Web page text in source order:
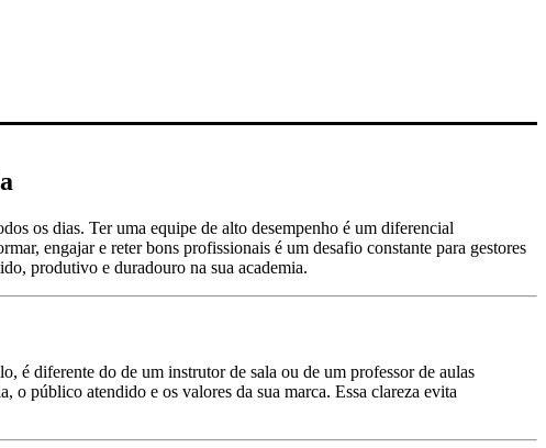
os dias. Ter uma equipe de alto desempenho é um diferencial
engajar e reter bons profissionais é um desafio constante para gestores
produtivo e duradouro na sua academia.
é diferente do de um instrutor de sala ou de um professor de aulas
o público atendido e os valores da sua marca. Essa clareza evita